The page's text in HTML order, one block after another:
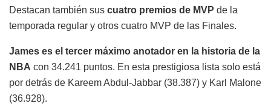
Destacan también sus cuatro premios de MVP de la
temporada regular y otros cuatro MVP de las Finales.
James es el tercer máximo anotador en la historia de la
NBA con 34.241 puntos. En esta prestigiosa lista solo está
por detrás de Kareem Abdul-Jabbar (38.387) y Karl Malone
(36.928).